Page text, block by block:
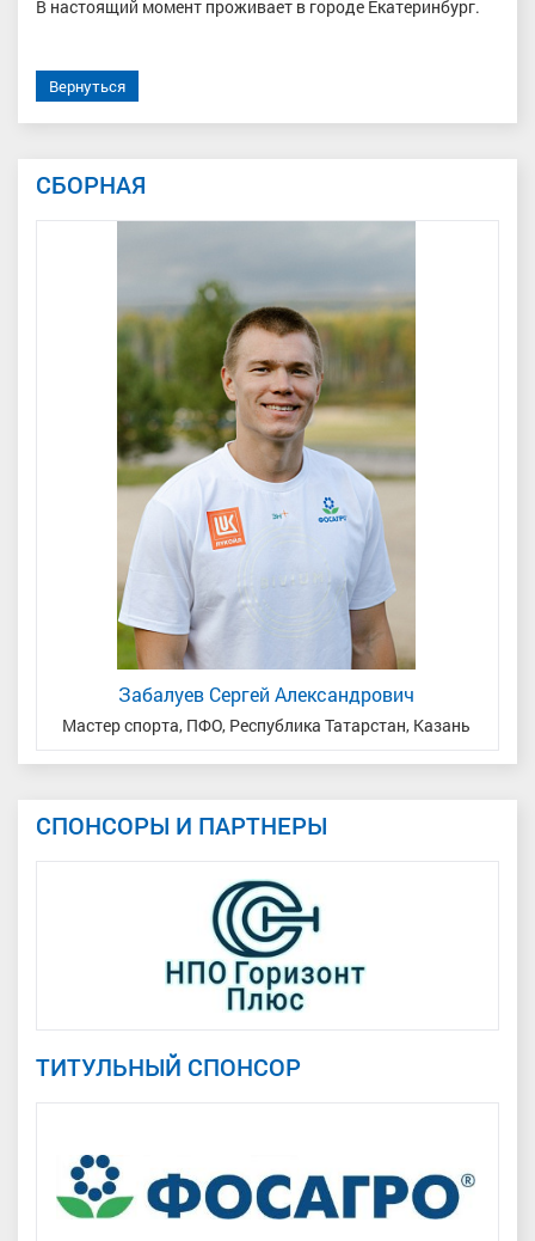
В настоящий момент проживает в городе Екатеринбург.
Вернуться
СБОРНАЯ
Забалуев Сергей Александрович
Мастер спорта, ПФО, Республика Татарстан, Казань
СПОНСОРЫ И ПАРТНЕРЫ
ТИТУЛЬНЫЙ СПОНСОР